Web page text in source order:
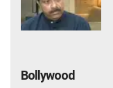
Bollywood